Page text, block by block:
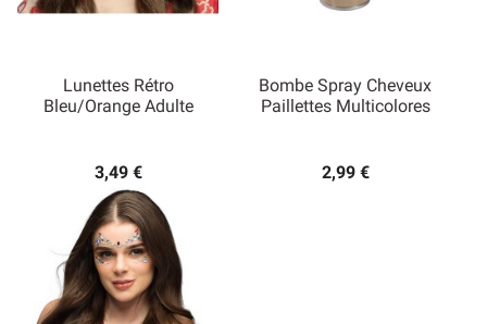
Lunettes Rétro
Bleu/orange Adulte
3,49 €
Bombe Spray Cheveux
Paillettes Multicolores
2,99 €